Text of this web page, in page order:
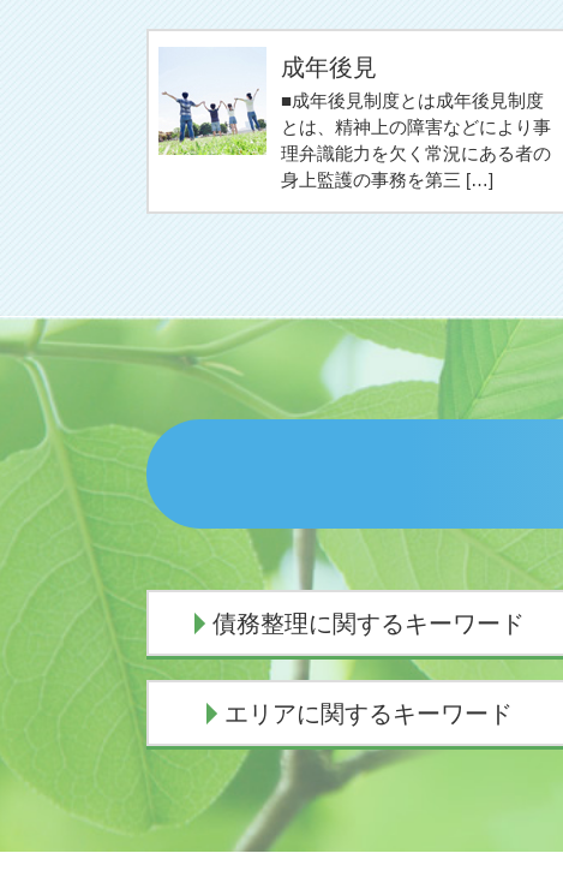
成年後見
■成年後見制度とは成年後見制度
とは、精神上の障害などにより事
理弁識能力を欠く常況にある者の
身上監護の事務を第三 […]
債務整理に関するキーワード
と
任意整理中 借入
個人再生 費用 期間
任意整理 期間延長
債務整理とは わかりやすく
エリアに関するキーワード
交通事故 弁護士 沼津市
債務整理 弁護士 伊東市
相続 弁護士 伊豆市